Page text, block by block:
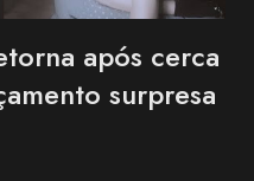
após cerca
surpresa